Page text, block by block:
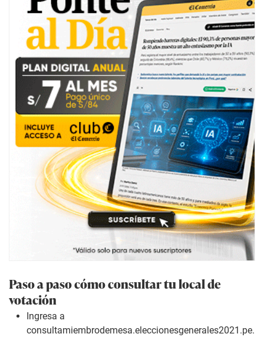
Paso a paso cómo consultar tu local de
votación
Ingresa a
consultamiembrodemesa.eleccionesgenerales2021.pe.